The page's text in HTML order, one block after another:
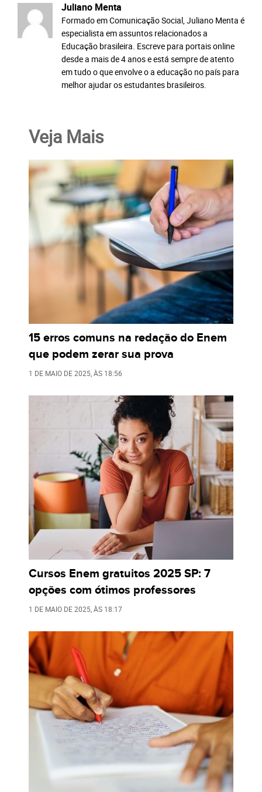
Juliano Menta
Formado em Comunicação Social, Juliano Menta é
especialista em assuntos relacionados a
Educação brasileira. Escreve para portais online
desde a mais de 4 anos e está sempre de atento
em tudo o que envolve o a educação no país para
melhor ajudar os estudantes brasileiros.
Veja Mais
15 erros comuns na redação do Enem
que podem zerar sua prova
1 DE MAIO DE 2025 , ÀS 18:56
Cursos Enem gratuitos 2025 SP: 7
opções com ótimos professores
1 DE MAIO DE 2025 , ÀS 18:17